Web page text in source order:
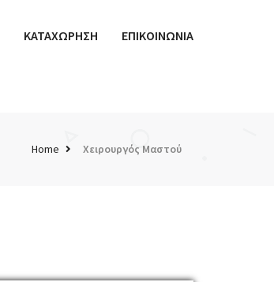
ΚΑΤΑΧΩΡΗΣΗ ΕΠΙΚΟΙΝΩΝΙΑ
Home Χειρουργός Μαστού